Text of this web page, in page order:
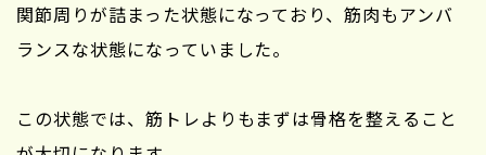
関節周りが詰まった状態になっており、筋肉もアンバ
ランスな状態になっていました。
この状態では、筋トレよりもまずは骨格を整えること